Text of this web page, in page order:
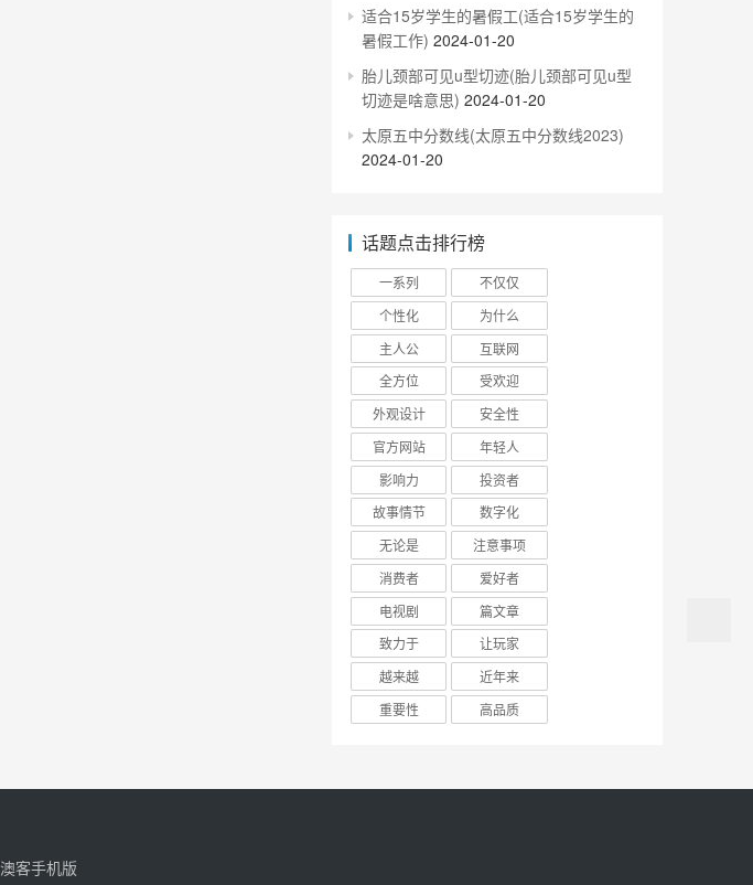
适合15岁学生的暑假工(适合15岁学生的
暑假工作) 2024-01-20
胎儿颈部可见u型切迹(胎儿颈部可见u型
切迹是啥意思) 2024-01-20
太原五中分数线(太原五中分数线2023)
2024-01-20
话题点击排行榜
一系列
不仅仅
个性化
为什么
主人公
互联网
全方位
受欢迎
外观设计
安全性
官方网站
年轻人
影响力
投资者
故事情节
数字化
无论是
注意事项
消费者
爱好者
电视剧
篇文章
致力于
让玩家
越来越
近年来
重要性
高品质
澳客手机版